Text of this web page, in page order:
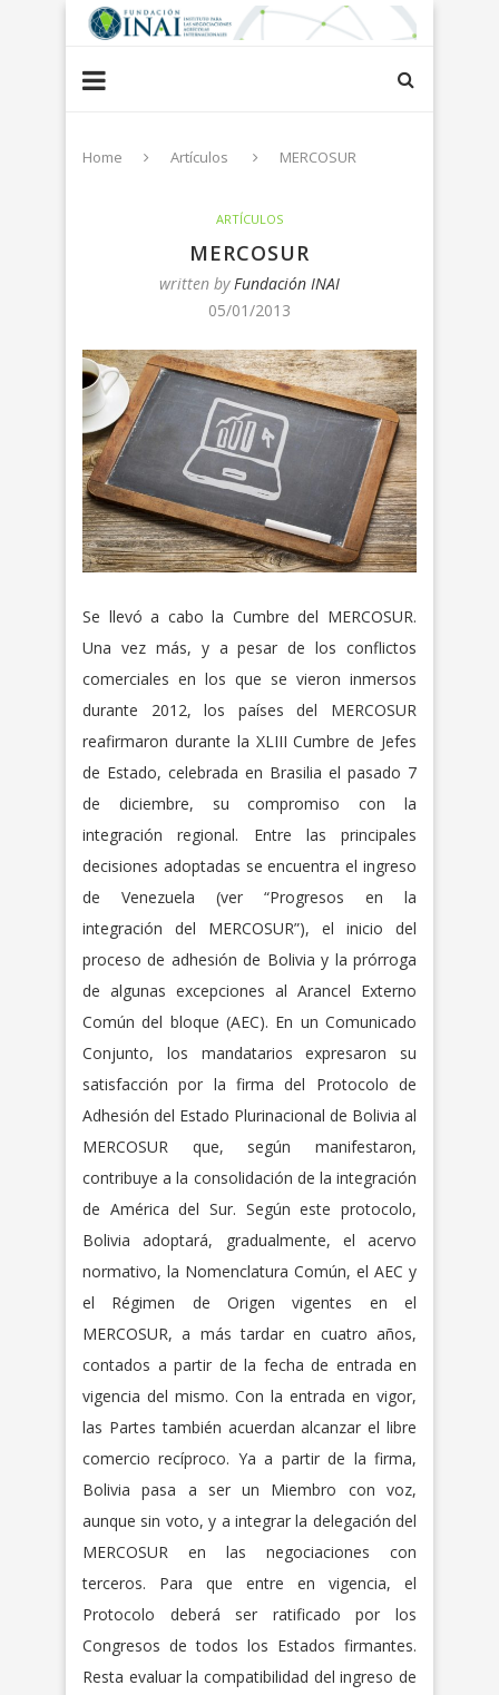
Home Artículos MERCOSUR
ARTÍCULOS
MERCOSUR
written by Fundación INAI
05/01/2013
Se llevó a cabo la Cumbre del MERCOSUR.
Una vez más, y a pesar de los conflictos
comerciales en los que se vieron inmersos
durante 2012, los países del MERCOSUR
reafirmaron durante la XLIII Cumbre de Jefes
de Estado, celebrada en Brasilia el pasado 7
de diciembre, su compromiso con la
integración regional. Entre las principales
decisiones adoptadas se encuentra el ingreso
de Venezuela (ver “Progresos en la
integración del MERCOSUR”), el inicio del
proceso de adhesión de Bolivia y la prórroga
de algunas excepciones al Arancel Externo
Común del bloque (AEC). En un Comunicado
Conjunto, los mandatarios expresaron su
satisfacción por la firma del Protocolo de
Adhesión del Estado Plurinacional de Bolivia al
MERCOSUR que, según manifestaron,
contribuye a la consolidación de la integración
de América del Sur. Según este protocolo,
Bolivia adoptará, gradualmente, el acervo
normativo, la Nomenclatura Común, el AEC y
el Régimen de Origen vigentes en el
MERCOSUR, a más tardar en cuatro años,
contados a partir de la fecha de entrada en
vigencia del mismo. Con la entrada en vigor,
las Partes también acuerdan alcanzar el libre
comercio recíproco. Ya a partir de la firma,
Bolivia pasa a ser un Miembro con voz,
aunque sin voto, y a integrar la delegación del
MERCOSUR en las negociaciones con
terceros. Para que entre en vigencia, el
Protocolo deberá ser ratificado por los
Congresos de todos los Estados firmantes.
Resta evaluar la compatibilidad del ingreso de